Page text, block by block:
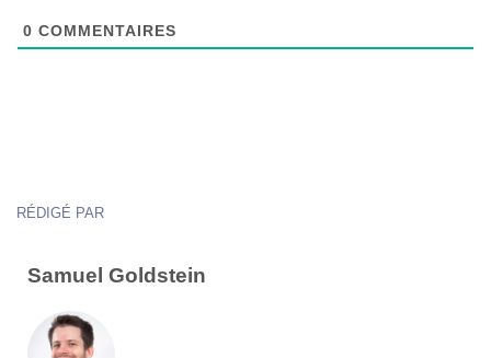
0 COMMENTAIRES
RÉDIGÉ PAR
Samuel Goldstein